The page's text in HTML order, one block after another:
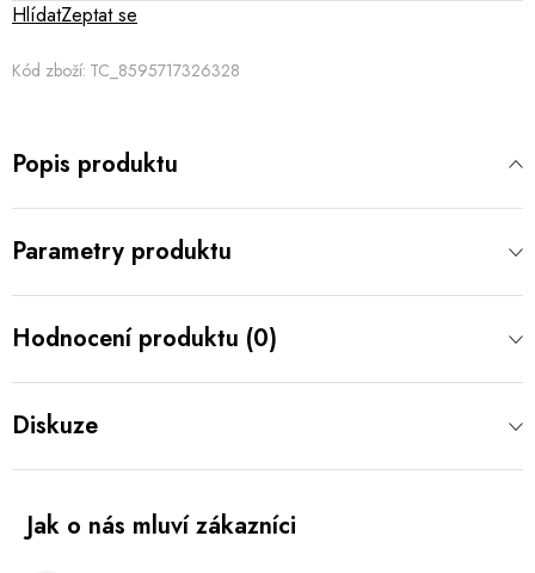
Kód zboží: TC_8595717326328
Zeptat se
Hlídat
Popis produktu
Parametry produktu
Hodnocení produktu (0)
Diskuze